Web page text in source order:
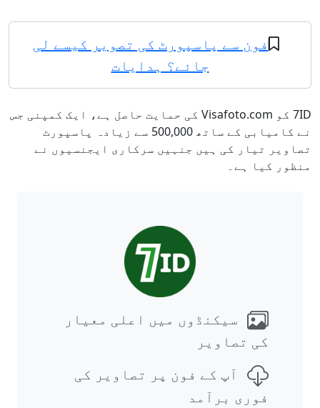
فون سے پاسپورٹ کی تصویر کیسے لی
جائے؟ ہدایات
7ID کو Visafoto.com کی حمایت حاصل ہے، ایک کمپنی جس
نے کامیابی کے ساتھ 500,000 سے زیادہ پاسپورٹ
تصاویر تیار کی ہیں جنہیں سرکاری ایجنسیوں نے
منظور کیا ہے۔
سیکنڈوں میں اعلی معیار
کی تصاویر
آپ کے فون پر تصاویر کی
فوری برآمد